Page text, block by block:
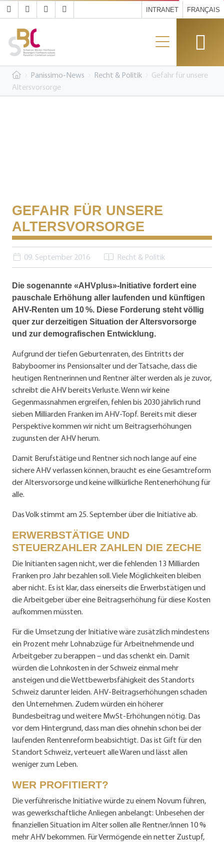
INTRANET FRANÇAIS
Panissimo-News Recht & Politik
Gefahr für unsere
Altersvorsorge
GEFAHR FÜR UNSERE
ALTERSVORSORGE
09. September 2016 Recht & Politik
Die sogenannte «AHVplus»-Initiative fordert eine
pauschale Erhöhung aller laufenden und künftigen
AHV-Renten um 10 %. Diese Forderung steht völlig
quer zur derzeitigen Situation der Altersvorsorge
und zur demografischen Entwicklung.
Aufgrund der tiefen Geburtenraten, des Eintritts der
Babyboomer ins Pensionsalter und der Tatsache, dass die
heutigen Rentnerinnen und Rentner älter werden als je zuvor,
schreibt die AHV bereits Verluste. Wenn wir keine
Gegenmassnahmen ergreifen, fehlen bis 2030 jährlich rund
sieben Milliarden Franken im AHV-Topf. Bereits mit dieser
Perspektive kommen wir nicht um Beitragserhöhungen
zugunsten der AHV herum.
Damit Berufstätige und Rentner sich noch lange auf eine
sichere AHV verlassen können, braucht es eine Gesamtreform
der Altersvorsorge und keine willkürliche Rentenerhöhung für
alle.
Das Volk stimmt am 25. September über die Initiative ab.
ERWERBSTÄTIGE UND
STEUERZAHLER ZAHLEN DIE ZECHE
Die Initianten sagen nicht, wer die fehlenden 13 Milliarden
Franken pro Jahr bezahlen soll. Viele Möglichkeiten bleiben
aber nicht. Es ist klar, dass einerseits die Erwerbstätigen und
die Arbeitgeber über eine Beitragserhöhung für diese Kosten
aufkommen müssten.
Für die Umsetzung der Initiative wäre zusätzlich mindestens
ein Prozent mehr Lohnabzüge für Arbeitnehmende und
Arbeitgeber zu berappen – und das schenkt ein. Damit
würden die Lohnkosten in der Schweiz einmal mehr
ansteigen und die Wettbewerbsfähigkeit des Standorts
Schweiz darunter leiden. AHV-Beitragserhöhungen schaden
den Unternehmen. Zudem würden ein höherer
Bundesbeitrag und weitere MwSt-Erhöhungen nötig. Das
vor dem Hintergrund, dass man dies ohnehin schon bei der
laufenden Rentenreform beabsichtigt. Das ist Gift für den
Standort Schweiz, verteuert alle Waren und lässt allen
weniger zum Leben.
WER PROFITIERT?
Die verführerische Initiative würde zu einem Novum führen,
was gewerkschaftliche Anliegen anbelangt: Unbesehen der
finanziellen Situation im Alter sollen alle Rentner/innen 10 %
mehr AHV bekommen. Für Vermögende ein netter Zustupf,